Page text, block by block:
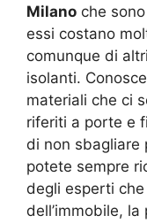
Milano che
essi costano
comunque di
isolanti.
materiali che ci
riferiti a porte e
di non sbagliare
potete sempre
degli esperti
dell’immobile,